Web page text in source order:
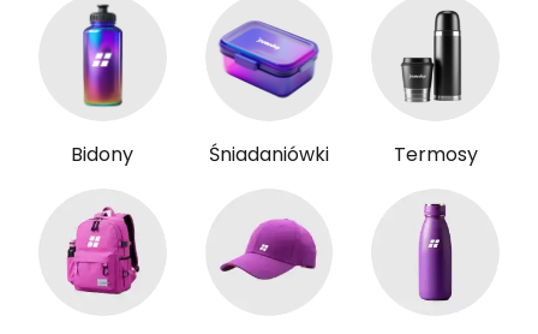
Bidony Śniadaniówki Termosy